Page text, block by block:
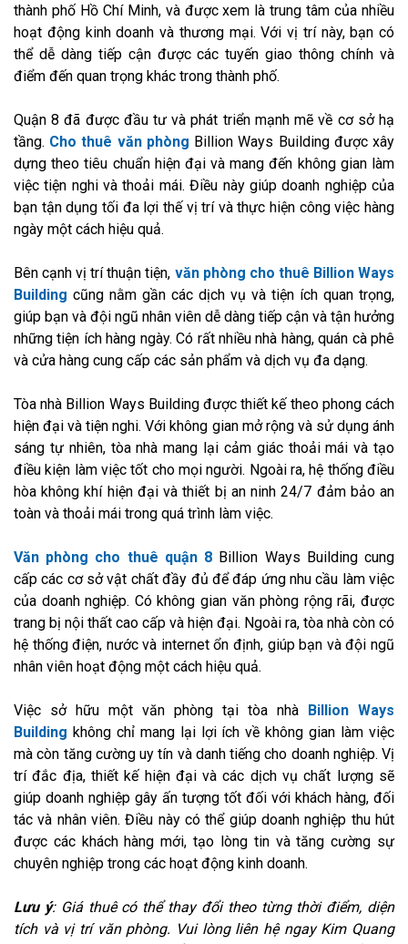
thành phố Hồ Chí Minh, và được xem là trung tâm của nhiều
hoạt động kinh doanh và thương mại. Với vị trí này, bạn có
thể dễ dàng tiếp cận được các tuyến giao thông chính và
điểm đến quan trọng khác trong thành phố.
Quận 8 đã được đầu tư và phát triển mạnh mẽ về cơ sở hạ
tầng. Cho thuê văn phòng Billion Ways Building được xây
dựng theo tiêu chuẩn hiện đại và mang đến không gian làm
việc tiện nghi và thoải mái. Điều này giúp doanh nghiệp của
bạn tận dụng tối đa lợi thế vị trí và thực hiện công việc hàng
ngày một cách hiệu quả.
Bên cạnh vị trí thuận tiện, văn phòng cho thuê Billion Ways
Building cũng nằm gần các dịch vụ và tiện ích quan trọng,
giúp bạn và đội ngũ nhân viên dễ dàng tiếp cận và tận hưởng
những tiện ích hàng ngày. Có rất nhiều nhà hàng, quán cà phê
và cửa hàng cung cấp các sản phẩm và dịch vụ đa dạng.
Tòa nhà Billion Ways Building được thiết kế theo phong cách
hiện đại và tiện nghi. Với không gian mở rộng và sử dụng ánh
sáng tự nhiên, tòa nhà mang lại cảm giác thoải mái và tạo
điều kiện làm việc tốt cho mọi người. Ngoài ra, hệ thống điều
hòa không khí hiện đại và thiết bị an ninh 24/7 đảm bảo an
toàn và thoải mái trong quá trình làm việc.
Văn phòng cho thuê quận 8 Billion Ways Building cung
cấp các cơ sở vật chất đầy đủ để đáp ứng nhu cầu làm việc
của doanh nghiệp. Có không gian văn phòng rộng rãi, được
trang bị nội thất cao cấp và hiện đại. Ngoài ra, tòa nhà còn có
hệ thống điện, nước và internet ổn định, giúp bạn và đội ngũ
nhân viên hoạt động một cách hiệu quả.
Việc sở hữu một văn phòng tại tòa nhà Billion Ways
Building không chỉ mang lại lợi ích về không gian làm việc
mà còn tăng cường uy tín và danh tiếng cho doanh nghiệp. Vị
trí đắc địa, thiết kế hiện đại và các dịch vụ chất lượng sẽ
giúp doanh nghiệp gây ấn tượng tốt đối với khách hàng, đối
tác và nhân viên. Điều này có thể giúp doanh nghiệp thu hút
được các khách hàng mới, tạo lòng tin và tăng cường sự
chuyên nghiệp trong các hoạt động kinh doanh.
Lưu ý: Giá thuê có thể thay đổi theo từng thời điểm, diện
tích và vị trí văn phòng. Vui lòng liên hệ ngay Kim Quang